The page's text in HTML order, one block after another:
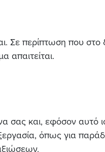
Σε περίπτωση που στο
απαιτείται.
και, εφόσον αυτό
όπως για